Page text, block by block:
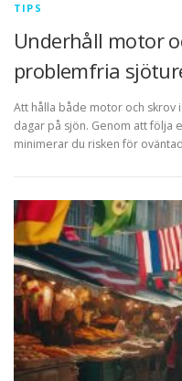
TIPS
Underhåll motor
problemfria
Att hålla både motor och skrov
dagar på sjön. Genom att följa
minimerar du risken för